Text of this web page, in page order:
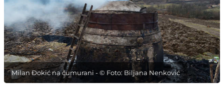
Milan Đokić na ćumurani - © Foto: Biljana Nenković